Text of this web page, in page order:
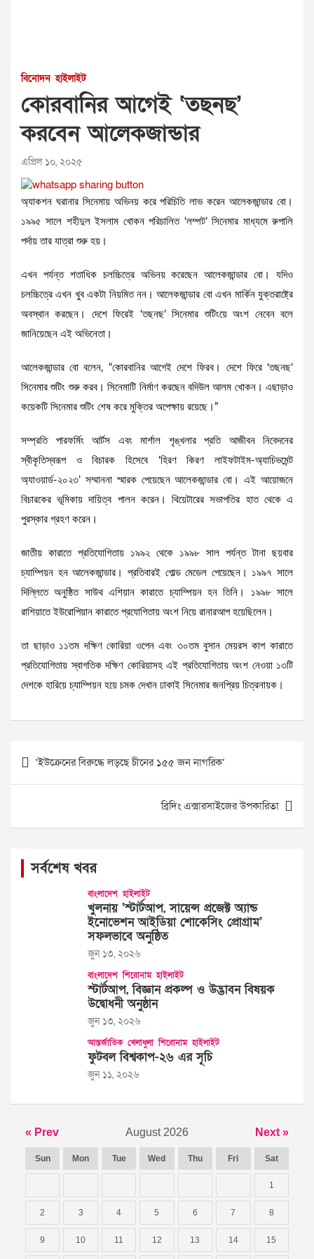
বিনোদন হাইলাইট
কোরবানির আগেই ‘তছনছ’
করবেন আলেকজান্ডার
এপ্রিল ১০, ২০২৫
অ্যাকশন ঘরানার সিনেমায় অভিনয় করে পরিচিতি লাভ করেন আলেকজান্ডার বো।
১৯৯৫ সালে শহীদুল ইসলাম খোকন পরিচালিত ‘লম্পট’ সিনেমার মাধ্যমে রুপালি
পর্দায় তার যাত্রা শুরু হয়।
এখন পর্যন্ত শতাধিক চলচ্চিত্রে অভিনয় করেছেন আলেকজান্ডার বো। যদিও
চলচ্চিত্রে এখন খুব একটা নিয়মিত নন। আলেকজান্ডার বো এখন মার্কিন যুক্তরাষ্ট্রে
অবস্থান করছেন। দেশে ফিরেই ‘তছনছ’ সিনেমার শুটিংয়ে অংশ নেবেন বলে
জানিয়েছেন এই অভিনেতা।
আলেকজান্ডার বো বলেন, “কোরবানির আগেই দেশে ফিরব। দেশে ফিরে ‘তছনছ’
সিনেমার শুটিং শুরু করব। সিনেমাটি নির্মাণ করছেন বদিউল আলম খোকন। এছাড়াও
কয়েকটি সিনেমার শুটিং শেষ করে মুক্তির অপেক্ষায় রয়েছে।”
সম্প্রতি পারফর্মিং আর্টস এবং মার্শাল শৃঙ্খলার প্রতি আজীবন নিবেদনের
স্বীকৃতিস্বরূপ ও বিচারক হিসেবে ‘হিরণ কিরণ লাইফটাইম-অ্যাচিভমেন্ট
অ্যাওয়ার্ড-২০২৩’ সম্মাননা স্মারক পেয়েছেন আলেকজান্ডার বো। এই আয়োজনে
বিচারকের ভূমিকায় দায়িত্ব পালন করেন। থিয়েটারের সভাপতির হাত থেকে এ
পুরস্কার গ্রহণ করেন।
জাতীয় কারাতে প্রতিযোগিতায় ১৯৯২ থেকে ১৯৯৮ সাল পর্যন্ত টানা ছয়বার
চ্যাম্পিয়ন হন আলেকজান্ডার। প্রতিবারই গোল্ড মেডেল পেয়েছেন। ১৯৯৭ সালে
দিল্লিতে অনুষ্ঠিত সাউথ এশিয়ান কারাতে চ্যাম্পিয়ন হন তিনি। ১৯৯৮ সালে
রাশিয়াতে ইউরোপিয়ান কারাতে প্রযোগিতায় অংশ নিয়ে রানারআপ হয়েছিলেন।
তা ছাড়াও ১১তম দক্ষিণ কোরিয়া ওপেন এবং ৩০তম বুসান মেয়রস কাপ কারাতে
প্রতিযোগিতায় স্বাগতিক দক্ষিণ কোরিয়াসহ এই প্রতিযোগিতায় অংশ নেওয়া ১৩টি
দেশকে হারিয়ে চ্যাম্পিয়ন হয়ে চমক দেখান ঢাকাই সিনেমার জনপ্রিয় চিত্রনায়ক।
Post
navigation
‘ইউক্রেনের বিরুদ্ধে লড়ছে চীনের ১৫৫ জন নাগরিক’
ব্রিদিং এক্সারসাইজের উপকারিতা
সর্বশেষ খবর
বাংলাদেশ হাইলাইট
খুলনায় ‘স্টার্টআপ, সায়েন্স প্রজেক্ট অ্যান্ড
ইনোভেশন আইডিয়া শোকেসিং প্রোগ্রাম’
সফলভাবে অনুষ্ঠিত
জুন ১৩, ২০২৬
বাংলাদেশ শিরোনাম হাইলাইট
স্টার্টআপ, বিজ্ঞান প্রকল্প ও উদ্ভাবন বিষয়ক
উদ্বোধনী অনুষ্ঠান
জুন ১৩, ২০২৬
আন্তর্জাতিক খেলাধুলা শিরোনাম হাইলাইট
ফুটবল বিশ্বকাপ-২৬ এর সূচি
জুন ১১, ২০২৬
« Prev August 2026 Next »
Sun Mon Tue Wed Thu Fri Sat
1
2 3 4 5 6 7 8
9 10 11 12 13 14 15